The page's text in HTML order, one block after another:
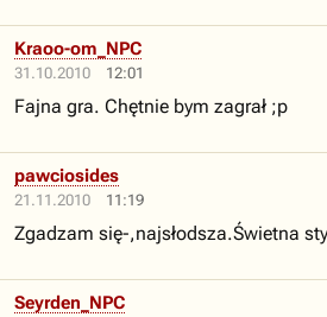
31.10.2010 12:01
Kraoo-om_NPC
Fajna gra. Chętnie bym zagrał ;p
21.11.2010 11:19
pawciosides
Zgadzam się-,najsłodsza.Świetna
Seyrden_NPC